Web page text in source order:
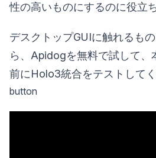
性の高いものにするのに役立ち
デスクトップGUIに触れるも
ら、Apidogを無料で試して、
前にHolo3統合をテストしてく
button